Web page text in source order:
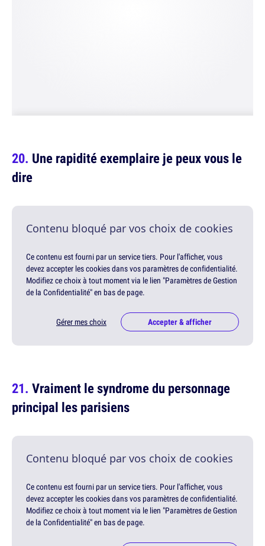
Une rapidité exemplaire je peux vous le
dire
Contenu bloqué par vos choix de cookies
Ce contenu est fourni par un service tiers. Pour l'afficher, vous
devez accepter les cookies dans vos paramètres de confidentialité.
Modifiez ce choix à tout moment via le lien "Paramètres de Gestion
de la Confidentialité" en bas de page.
Gérer mes choix Accepter & afficher
Vraiment le syndrome du personnage
principal les parisiens
Contenu bloqué par vos choix de cookies
Ce contenu est fourni par un service tiers. Pour l'afficher, vous
devez accepter les cookies dans vos paramètres de confidentialité.
Modifiez ce choix à tout moment via le lien "Paramètres de Gestion
de la Confidentialité" en bas de page.